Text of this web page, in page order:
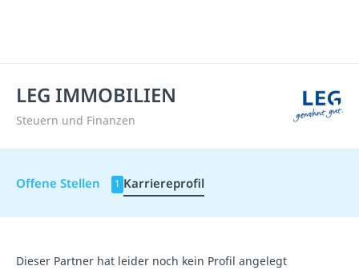
LEG IMMOBILIEN
Steuern und Finanzen
Offene Stellen 1 Karriereprofil
Dieser Partner hat leider noch kein Profil angelegt